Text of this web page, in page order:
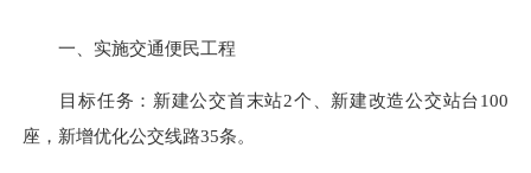
一、实施交通便民工程
目标任务：新建公交首末站2个、新建改造公交站台100
座，新增优化公交线路35条。